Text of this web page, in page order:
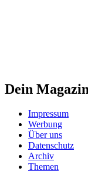
Dein
Impressum
Werbung
Über uns
Datenschutz
Archiv
Themen